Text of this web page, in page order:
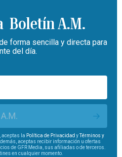
Boletín A.M.
forma sencilla y directa para
del día.
aceptas la Política de Privacidad yTérminos y
aceptas recibir información u ofertas
de GFR Media, sus afiliadas o de terceros.
en cualquier momento.